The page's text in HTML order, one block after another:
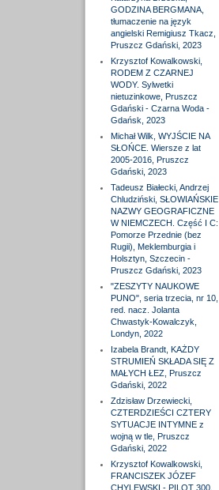
GODZINA BERGMANA,
tłumaczenie na język
angielski Remigiusz Tkacz,
Pruszcz Gdański, 2023
Krzysztof Kowalkowski,
RODEM Z CZARNEJ
WODY. Sylwetki
nietuzinkowe, Pruszcz
Gdański - Czarna Woda -
Gdańsk, 2023
Michał Wilk, WYJŚCIE NA
SŁOŃCE. Wiersze z lat
2005-2016, Pruszcz
Gdański, 2023
Tadeusz Białecki, Andrzej
Chludziński, SŁOWIAŃSKIE
NAZWY GEOGRAFICZNE
W NIEMCZECH. Część I C:
Pomorze Przednie (bez
Rugii), Meklemburgia i
Holsztyn, Szczecin -
Pruszcz Gdański, 2023
"ZESZYTY NAUKOWE
PUNO", seria trzecia, nr 10,
red. nacz. Jolanta
Chwastyk-Kowalczyk,
Londyn, 2022
Izabela Brandt, KAŻDY
STRUMIEŃ SKŁADA SIĘ Z
MAŁYCH ŁEZ, Pruszcz
Gdański, 2022
Zdzisław Drzewiecki,
CZTERDZIEŚCI CZTERY
SYTUACJE INTYMNE z
wojną w tle, Pruszcz
Gdański, 2022
Krzysztof Kowalkowski,
FRANCISZEK JÓZEF
CHYLEWSKI - PILOT 300.